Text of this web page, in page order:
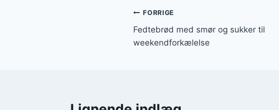
Indlægsnavigation
FORRIGE
Fedtebrød med smør og sukker til
weekendforkælelse